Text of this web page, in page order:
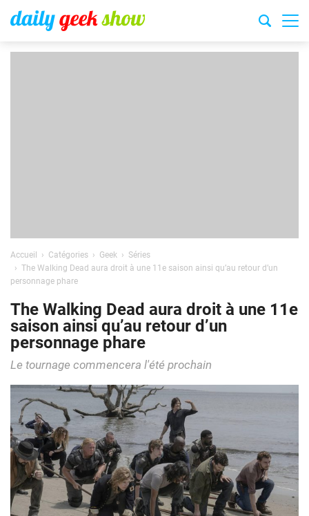
Accueil Catégories Geek
Séries
The Walking Dead aura droit à une 11e saison ainsi qu’au retour d’un
personnage phare
The Walking Dead aura droit à une 11e
saison ainsi qu’au retour d’un
personnage phare
Le tournage commencera l'été prochain